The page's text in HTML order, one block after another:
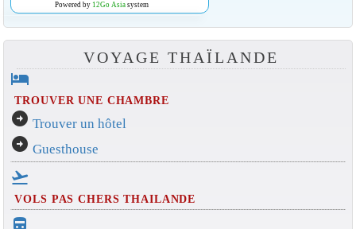
Powered by 12Go Asiasystem
VOYAGE THAÏLANDE
hotel
TROUVER UNE CHAMBRE
arrow_circle_right Trouver un hôtel
arrow_circle_right Guesthouse
flight_takeoff
VOLS PAS CHERS THAILANDE